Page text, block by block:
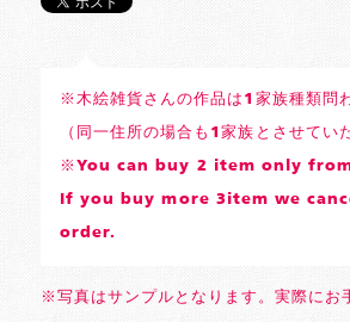
※木絵雑貨さんの作品は1家族種類問
（同一住所の場合も1家族とさせてい
※You can buy 2 item only
If you buy more 3item we
order.
※写真はサンプルとなります。実際にお